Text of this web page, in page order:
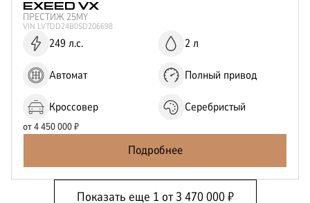
EXEED VX
ПРЕСТИЖ 25MY
VIN LVTDD24B0SD206698
249 л.с. 2 л
Автомат Полный привод
Кроссовер Серебристый
от4 450 000₽
Подробнее
Показать еще 1 от 3 470 000₽